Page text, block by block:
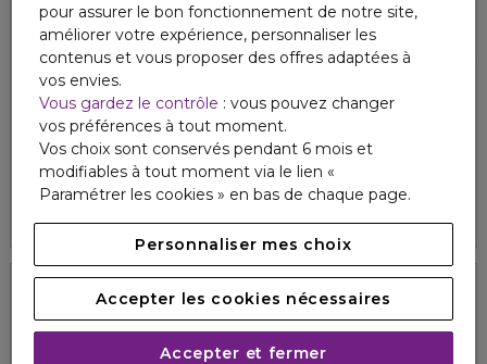
LANCÔME
LASH IDÔLE
Mascara waterproof
38,90 € 4.6 371
LANCÔME
MIRACLE
Eau de Toilette Femme
À partir de 159,00 €
Rechargeable
40%
pour assurer le bon fonctionnement de notre site,
améliorer votre expérience, personnaliser les
contenus et vous proposer des offres adaptées à
vos envies.
Vous gardez le contrôle : vous pouvez changer
vos préférences à tout moment.
Vos choix sont conservés pendant 6 mois et
modifiables à tout moment via le lien «
Paramétrer les cookies » en bas de chaque page.
Personnaliser mes choix
Accepter les cookies nécessaires
Accepter et fermer